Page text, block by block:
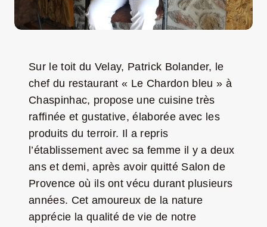
Rechercher:
Nouveau Magazine EnVelay
Jeu concours – Gagnez votre bûche de Noël 2025
Sur le toit du Velay, Patrick Bolander, le
chef du restaurant « Le Chardon bleu » à
Chaspinhac, propose une cuisine très
raffinée et gustative, élaborée avec les
produits du terroir. Il a repris
l’établissement avec sa femme il y a deux
ans et demi, après avoir quitté Salon de
Provence où ils ont vécu durant plusieurs
années. Cet amoureux de la nature
apprécie la qualité de vie de notre